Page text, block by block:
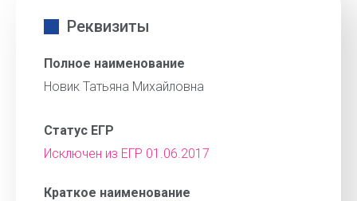
Реквизиты
Полное наименование
Новик Татьяна Михайловна
Статус ЕГР
Исключен из ЕГР 01.06.2017
Краткое наименование